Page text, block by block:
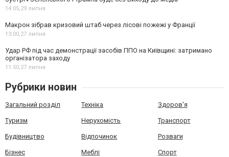
14:05,29 липня
Макрон зібрав кризовий штаб через лісові пожежі у Франції
13:00,27 липня
Удар РФ під час демонстрації засобів ППО на Київщині: затримано
організатора заходу
11:50,27 липня
Рубрики новин
Загальний розділ Техніка Здоров'я
Туризм Нерухомість Транспорт
Будівництво Відпочинок Розваги
Бізнес Меблі Спорт